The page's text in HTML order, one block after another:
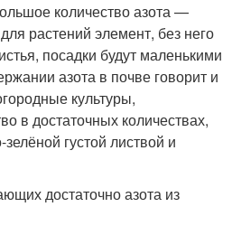
количество азота —
растений элемент, без него
посадки будут маленькими
азота в почве говорит и
культуры,
в достаточных количествах,
густой листвой и
достаточно азота из